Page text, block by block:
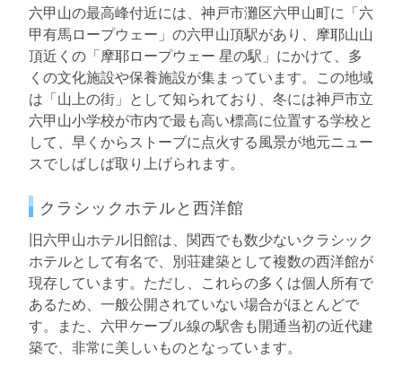
六甲山の最高峰付近には、神戸市灘区六甲山町に「六
甲有馬ロープウェー」の六甲山頂駅があり、摩耶山山
頂近くの「摩耶ロープウェー 星の駅」にかけて、多
くの文化施設や保養施設が集まっています。この地域
は「山上の街」として知られており、冬には神戸市立
六甲山小学校が市内で最も高い標高に位置する学校と
して、早くからストーブに点火する風景が地元ニュー
スでしばしば取り上げられます。
クラシックホテルと西洋館
旧六甲山ホテル旧館は、関西でも数少ないクラシック
ホテルとして有名で、別荘建築として複数の西洋館が
現存しています。ただし、これらの多くは個人所有で
あるため、一般公開されていない場合がほとんどで
す。また、六甲ケーブル線の駅舎も開通当初の近代建
築で、非常に美しいものとなっています。